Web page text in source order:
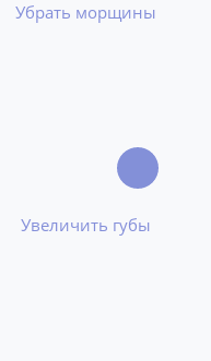
Убрать морщины
Увеличить губы